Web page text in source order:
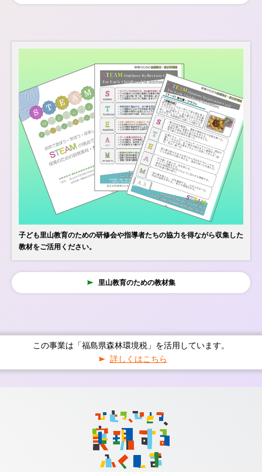
子ども里山教育のための研修会や指導者たちの協力を得ながら収集した
教材をご活用ください。
里山教育のための教材集
この事業は「福島県森林環境税」を活用しています。
詳しくはこちら